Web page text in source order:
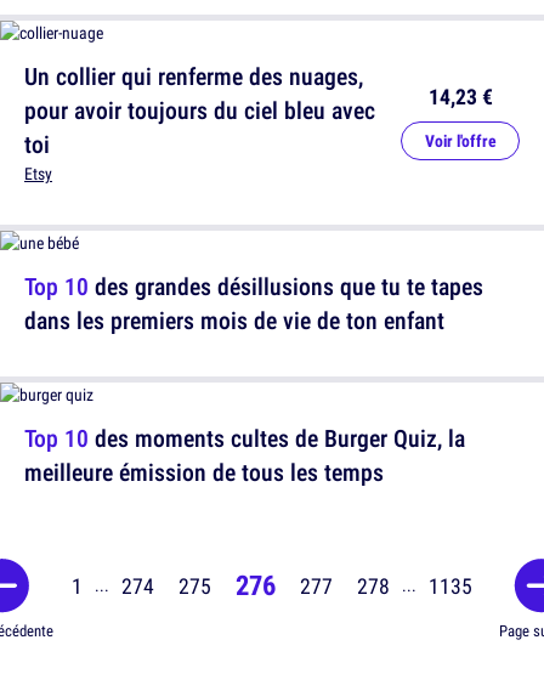
Un collier qui renferme des nuages,
pour avoir toujours du ciel bleu avec
toi
Etsy
14,23 €
Voir l'offre
Top 10 des moments cultes de Burger Quiz, la
meilleure émission de tous les temps
Top 10 des grandes désillusions que tu te tapes
dans les premiers mois de vie de ton enfant
1 ... 274 275 276 277 278 ... 1135
Page